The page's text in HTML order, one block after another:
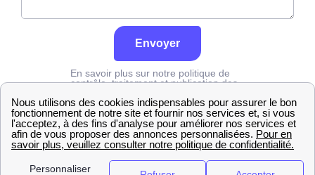
Envoyer
En savoir plus sur notre politique de
contrôle, traitement et publication des
Engie Gironde Lagorce